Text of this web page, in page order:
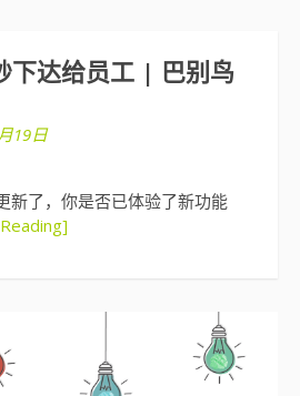
下达给员工 | 巴别鸟
19日
新了，你是否已体验了新功能